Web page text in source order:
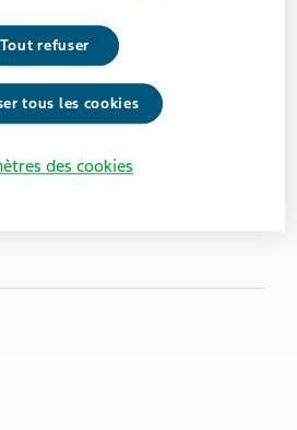
pour « The Sparkled Life »,
vie axé sur une attitude positive
Unis
Tout refuser
tous les cookies
des cookies